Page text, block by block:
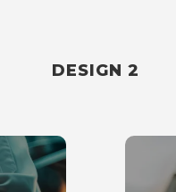
DESIGN 2